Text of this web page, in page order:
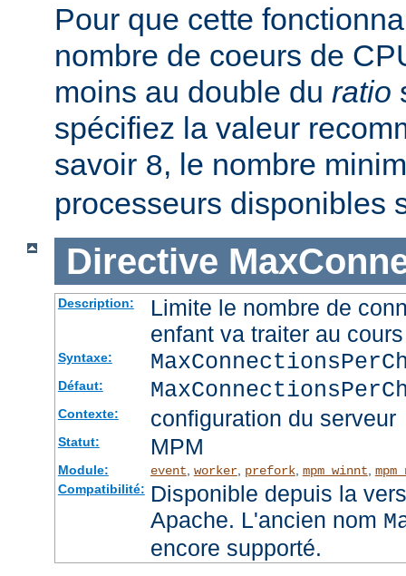
Pour que cette
nombre de coeurs de
moins au double du ratio
spécifiez la valeur
savoir 8, le nombre
processeurs disponibles
Directive
Description:
Limite le nombre de
enfant va traiter au
Syntaxe:
Défaut:
Contexte: configuration du serveur
Statut: MPM
Module: event worker, prefork, mpm_winnt
Compatibilité: Disponible depuis la
Apache. L'ancien nom
encore supporté.